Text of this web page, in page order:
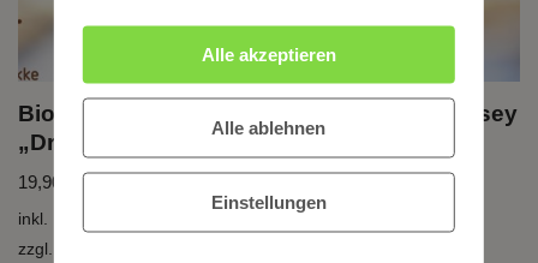
Bio T-Shirt, BioJersey
„Draussen“
19,90 –
inkl. MwSt.
zzgl.
Bio T-Shirt, BioJersey
„Drei Freunde“
inkl. MwSt.
Alle akzeptieren
Alle ablehnen
Einstellungen